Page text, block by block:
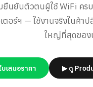
ยันตัวตนผู้ใช้ WiFi ครบ
อร์ฯ — ใช้งานจริงในค้า
ใหญ่ที่สุดของ
เสนอราคา ▶ ดู